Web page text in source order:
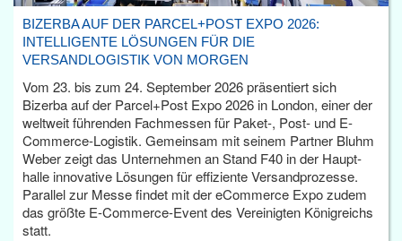
BIZERBA AUF DER PARCEL+POST EXPO 2026:
INTELLIGENTE LÖSUNGEN FÜR DIE
VERSANDLOGISTIK VON MORGEN
Vom 23. bis zum 24. September 2026 präsentiert sich
Bizerba auf der Parcel+Post Expo 2026 in London, einer der
weltweit führenden Fachmessen für Paket-, Post- und E-
Commerce-Logistik. Gemeinsam mit seinem Partner Bluhm
Weber zeigt das Unternehmen an Stand F40 in der Haupt­
halle innovative Lösungen für effiziente Versandprozesse.
Parallel zur Messe findet mit der eCommerce Expo zudem
das größte E-Commerce-Event des Vereinigten Königreichs
statt.